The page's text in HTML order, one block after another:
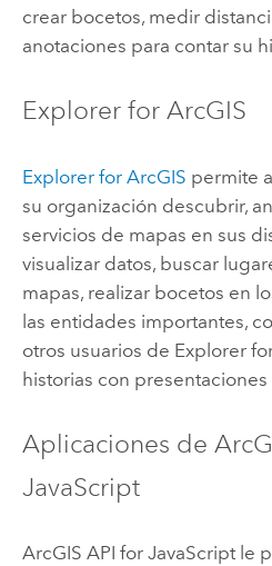
crear bocetos, medir
anotaciones para contar su
Explorer for ArcGIS
Explorer for ArcGIS permite
su organización descubrir,
servicios de mapas en sus
visualizar datos, buscar
mapas, realizar bocetos en
las entidades importantes,
otros usuarios de Explorer
historias con
Aplicaciones de
JavaScript
ArcGIS API for JavaScriptle